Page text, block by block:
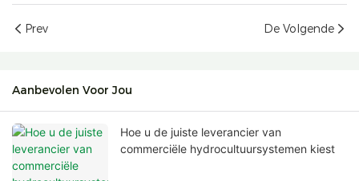
Prev De Volgende
Aanbevolen Voor Jou
Hoe u de juiste leverancier van
commerciële hydrocultuursystemen kiest